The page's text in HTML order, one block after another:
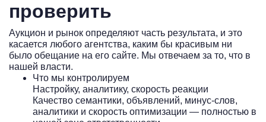
проверить
Аукцион и рынок определяют часть результата, и это
касается любого агентства, каким бы красивым ни
было обещание на его сайте. Мы отвечаем за то, что в
нашей власти.
Что мы контролируем
Настройку, аналитику, скорость реакции
Качество семантики, объявлений, минус-слов,
аналитики и скорость оптимизации — полностью в